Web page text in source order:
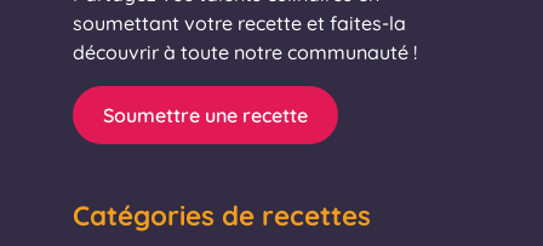
soumettant votre recette et faites-la
découvrir à toute notre communauté !
Soumettre une recette
Catégories de recettes